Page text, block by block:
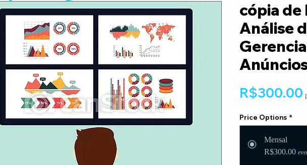
cópia de
Análise
R$300.00
Price Options *
Mensal
R$300.00